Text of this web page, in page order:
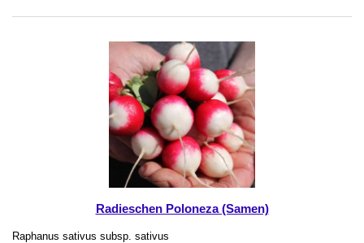
Radieschen Poloneza (Samen)
Raphanus sativus subsp. sativus